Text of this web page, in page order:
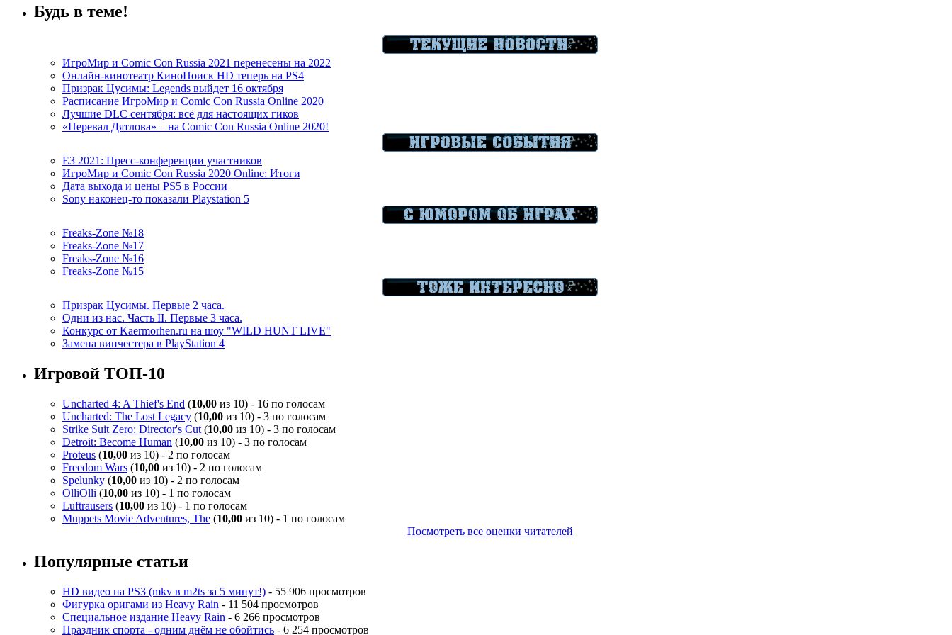
Будь в теме!
ИгроМир и Comic Con Russia 2021 перенесены на 2022
Онлайн-кинотеатр КиноПоиск HD теперь на PS4
Призрак Цусимы: Legends выйдет 16 октября
Расписание ИгроМир и Comic Con Russia Online 2020
Лучшие DLC сентября: всё для настоящих гиков
«Перевал Дятлова» – на Comic Con Russia Online 2020!
E3 2021: Пресс-конференции участников
ИгроМир и Comic Con Russia 2020 Online: Итоги
Дата выхода и цены PS5 в России
Sony наконец-то показали Playstation 5
Freaks-Zone №18
Freaks-Zone №17
Freaks-Zone №16
Freaks-Zone №15
Призрак Цусимы. Первые 2 часа.
Одни из нас. Часть II. Первые 3 часа.
Конкурс от Kaermorhen.ru на шоу "WILD HUNT LIVE"
Замена винчестера в PlayStation 4
Игровой ТОП-10
Uncharted 4: A Thief's End (10,00 из 10) - 16 по голосам
Uncharted: The Lost Legacy (10,00 из 10) - 3 по голосам
Strike Suit Zero: Director's Cut (10,00 из 10) - 3 по голосам
Detroit: Become Human (10,00 из 10) - 3 по голосам
Proteus (10,00 из 10) - 2 по голосам
Freedom Wars (10,00 из 10) - 2 по голосам
Spelunky (10,00 из 10) - 2 по голосам
OlliOlli (10,00 из 10) - 1 по голосам
Luftrausers (10,00 из 10) - 1 по голосам
Muppets Movie Adventures, The (10,00 из 10) - 1 по голосам
Посмотреть все оценки читателей
Популярные статьи
HD видео на PS3 (mkv в m2ts за 5 минут!) - 55 906 просмотров
Фигурка оригами из Heavy Rain - 11 504 просмотров
Специальное издание Heavy Rain - 6 266 просмотров
Праздник спорта - одним днём не обойтись - 6 254 просмотров